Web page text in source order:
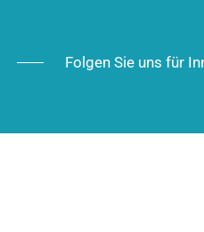
Folgen Sie uns für